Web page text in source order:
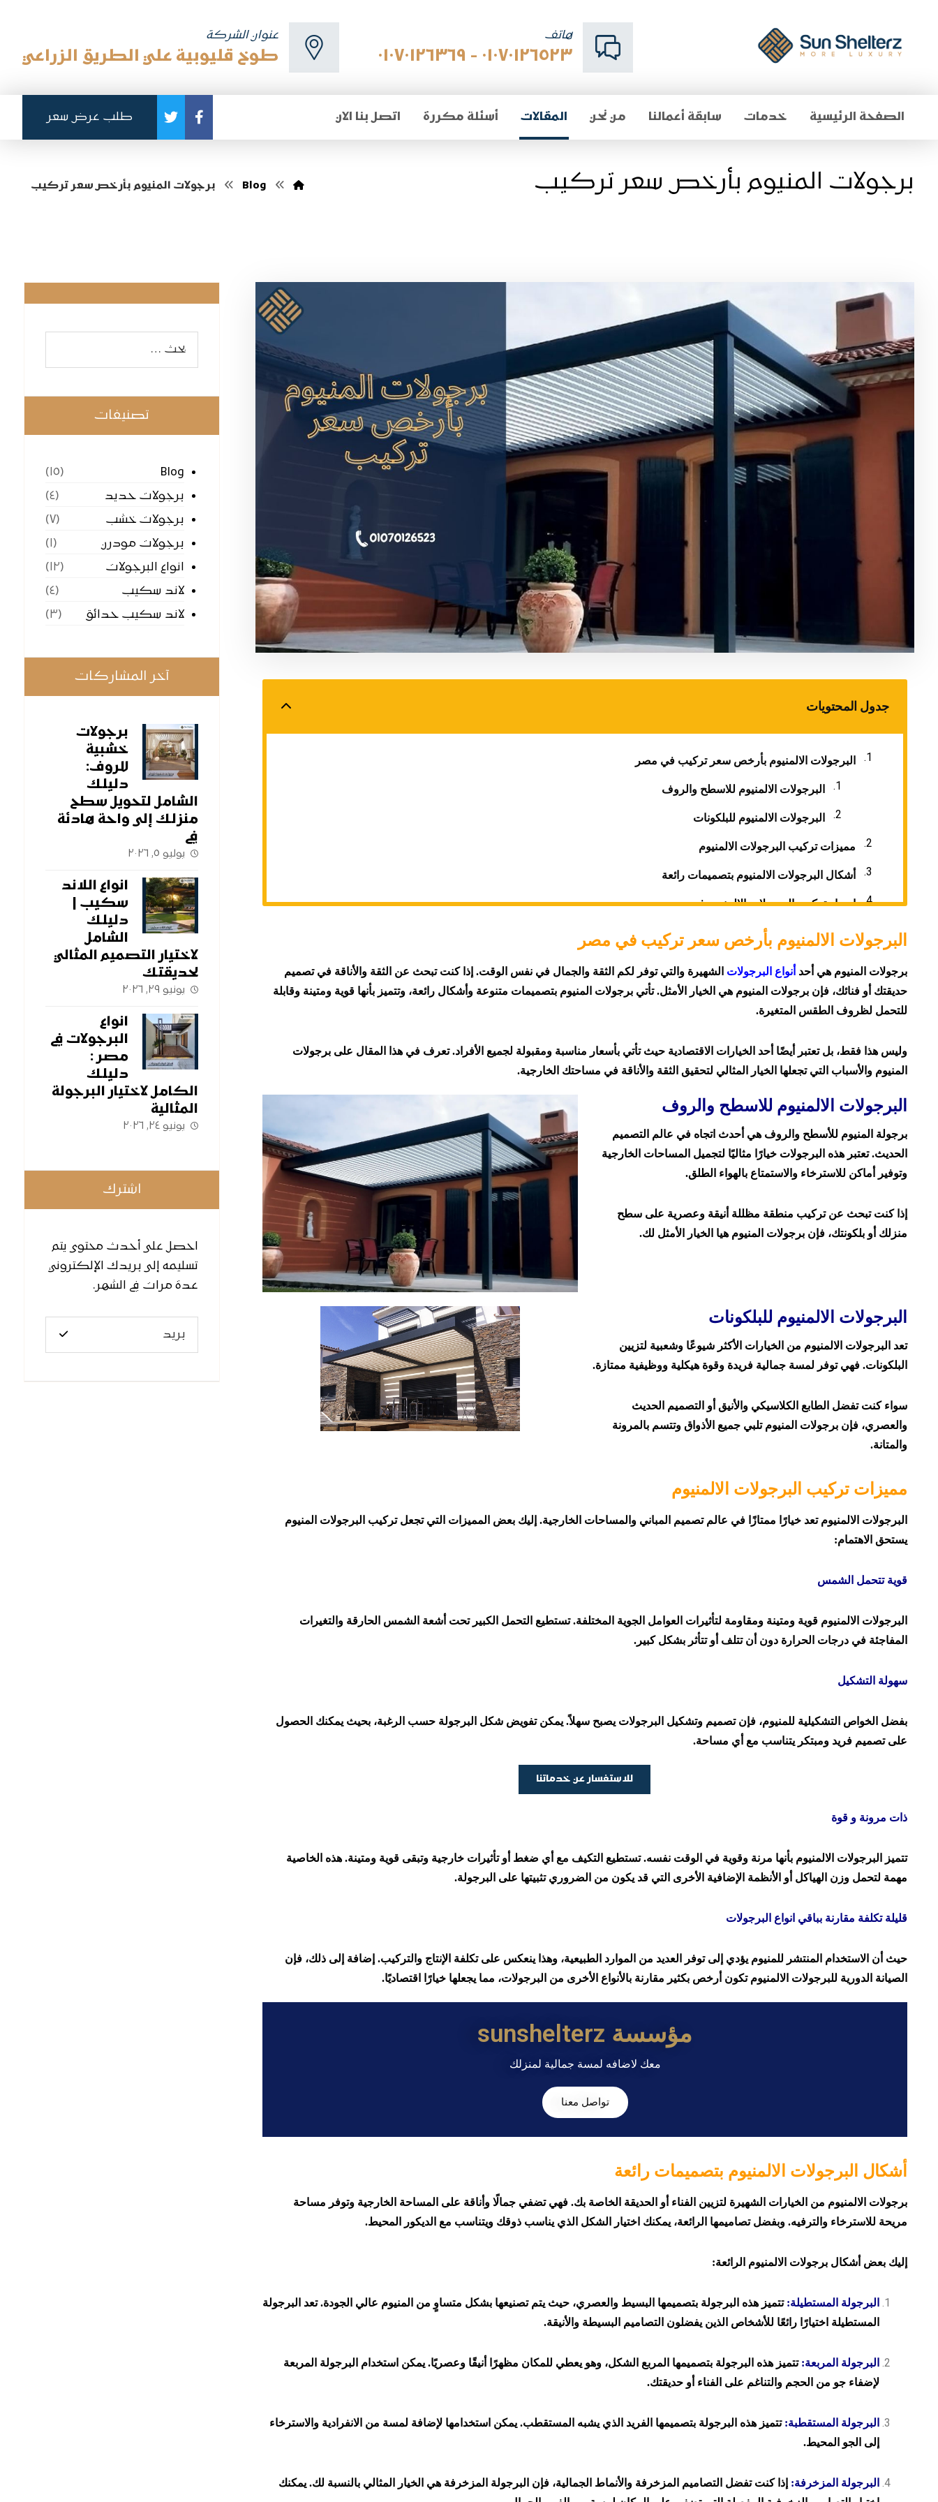
عنوان الشركة
طوخ قليوبية علي الطريق الزراعي
هاتف
٠١٠٧٠١٢٦٥٢٣ - ٠١٠٧٠١٢٦٣٦٩
الصفحة الرئيسية خدمات سابقة أعمالنا من نحن المقالات أسئلة مكررة اتصل بنا الان طلب عرض سعر
برجولات المنيوم بأرخص سعر تركيب Blog برجولات المنيوم بأرخص سعر تركيب
جدول المحتويات
البرجولات الالمنيوم بأرخص سعر تركيب في مصر
البرجولات الالمنيوم للاسطح والروف
البرجولات الالمنيوم للبلكونات
مميزات تركيب البرجولات الالمنيوم
أشكال البرجولات الالمنيوم بتصميمات رائعة
اسعار تركيب البرجولات الالمنيوم في مصر
عروض واسعار تركيب البرجولات الالمنيوم من شركة صن شيلترز
التواصل مع شركة صن شيلترز لتركيب برجولات المنيوم
صن شيلترز
البرجولات الالمنيوم بأرخص سعر تركيب في مصر
برجولات المنيوم هي أحد أنواع البرجولات الشهيرة والتي توفر لكم الثقة والجمال في نفس الوقت. إذا كنت تبحث عن الثقة والأناقة في تصميم
حديقتك أو فنائك، فإن برجولات المنيوم هي الخيار الأمثل. تأتي برجولات المنيوم بتصميمات متنوعة وأشكال رائعة، وتتميز بأنها قوية ومتينة وقابلة
للتحمل لظروف الطقس المتغيرة.
وليس هذا فقط، بل تعتبر أيضًا أحد الخيارات الاقتصادية حيث تأتي بأسعار مناسبة ومقبولة لجميع الأفراد. تعرف في هذا المقال على برجولات
المنيوم والأسباب التي تجعلها الخيار المثالي لتحقيق الثقة والأناقة في مساحتك الخارجية.
البرجولات الالمنيوم للاسطح والروف
برجولة المنيوم للأسطح والروف هي أحدث اتجاه في عالم التصميم
الحديث. تعتبر هذه البرجولات خيارًا مثاليًا لتجميل المساحات الخارجية
وتوفير أماكن للاسترخاء والاستمتاع بالهواء الطلق.
إذا كنت تبحث عن تركيب منطقة مظللة أنيقة وعصرية على سطح
منزلك أو بلكونتك، فإن برجولات المنيوم هيا الخيار الأمثل لك.
البرجولات الالمنيوم للبلكونات
تعد البرجولات الالمنيوم من الخيارات الأكثر شيوعًا وشعبية لتزيين
البلكونات. فهي توفر لمسة جمالية فريدة وقوة هيكلية ووظيفية ممتازة.
سواء كنت تفضل الطابع الكلاسيكي والأنيق أو التصميم الحديث
والعصري، فإن برجولات المنيوم تلبي جميع الأذواق وتتسم بالمرونة
والمتانة.
مميزات تركيب البرجولات الالمنيوم
البرجولات الالمنيوم تعد خيارًا ممتازًا في عالم تصميم المباني والمساحات الخارجية. إليك بعض المميزات التي تجعل تركيب البرجولات المنيوم
يستحق الاهتمام:
قوية تتحمل الشمس
البرجولات الالمنيوم قوية ومتينة ومقاومة لتأثيرات العوامل الجوية المختلفة. تستطيع التحمل الكبير تحت أشعة الشمس الحارقة والتغيرات
المفاجئة في درجات الحرارة دون أن تتلف أو تتأثر بشكل كبير.
سهولة التشكيل
بفضل الخواص التشكيلية للمنيوم، فإن تصميم وتشكيل البرجولات يصبح سهلاً. يمكن تفويض شكل البرجولة حسب الرغبة، بحيث يمكنك الحصول
على تصميم فريد ومبتكر يتناسب مع أي مساحة.
للاستفسار عن خدماتنا
ذات مرونة و قوة
تتميز البرجولات الالمنيوم بأنها مرنة وقوية في الوقت نفسه. تستطيع التكيف مع أي ضغط أو تأثيرات خارجية وتبقى قوية ومتينة. هذه الخاصية
مهمة لتحمل وزن الهياكل أو الأنظمة الإضافية الأخرى التي قد يكون من الضروري تثبيتها على البرجولة.
قليلة تكلفة مقارنة بباقي انواع البرجولات
حيث أن الاستخدام المنتشر للمنيوم يؤدي إلى توفر العديد من الموارد الطبيعية، وهذا ينعكس على تكلفة الإنتاج والتركيب. إضافة إلى ذلك، فإن
الصيانة الدورية للبرجولات الالمنيوم تكون أرخص بكثير مقارنة بالأنواع الأخرى من البرجولات، مما يجعلها خيارًا اقتصاديًا.
مؤسسة sunshelterz
معك لاضافه لمسة جمالية لمنزلك
تواصل معنا
أشكال البرجولات الالمنيوم بتصميمات رائعة
برجولات الالمنيوم من الخيارات الشهيرة لتزيين الفناء أو الحديقة الخاصة بك. فهي تضفي جمالًا وأناقة على المساحة الخارجية وتوفر مساحة
مريحة للاسترخاء والترفيه. وبفضل تصاميمها الرائعة، يمكنك اختيار الشكل الذي يناسب ذوقك ويتناسب مع الديكور المحيط.
إليك بعض أشكال برجولات الالمنيوم الرائعة:
البرجولة المستطيلة: تتميز هذه البرجولة بتصميمها البسيط والعصري، حيث يتم تصنيعها بشكل متساوٍ من المنيوم عالي الجودة. تعد البرجولة
المستطيلة اختيارًا رائعًا للأشخاص الذين يفضلون التصاميم البسيطة والأنيقة.
البرجولة المربعة: تتميز هذه البرجولة بتصميمها المربع الشكل، وهو يعطي للمكان مظهرًا أنيقًا وعصريًا. يمكن استخدام البرجولة المربعة
لإضفاء جو من الحجم والتناغم على الفناء أو حديقتك.
البرجولة المستقطبة: تتميز هذه البرجولة بتصميمها الفريد الذي يشبه المستقطب. يمكن استخدامها لإضافة لمسة من الانفرادية والاسترخاء
إلى الجو المحيط.
البرجولة المزخرفة: إذا كنت تفضل التصاميم المزخرفة والأنماط الجمالية، فإن البرجولة المزخرفة هي الخيار المثالي بالنسبة لك. يمكنك
تصنيفات
Blog
(١٥)
برجولات حديد
(٤)
برجولات خشب
(٧)
برجولات مودرن
(١)
انواع البرجولات
(١٢)
لاند سكيب
(٤)
لاند سكيب حدائق
(٣)
آخر المشاركات
برجولات
خشبية
للروف:
دليلك
الشامل لتحويل سطح
منزلك إلى واحة هادئة
في
يوليو ٥, ٢٠٢٦
انواع اللاند
سكيب |
دليلك
الشامل
لاختيار التصميم المثالي
لحديقتك
يونيو ٢٩, ٢٠٢٦
انواع
البرجولات في
مصر :
دليلك
الكامل لاختيار البرجولة
المثالية
يونيو ٢٤, ٢٠٢٦
اشترك
احصل على أحدث محتوى يتم
تسليمه إلى بريدك الإلكتروني
عدة مرات في الشهر.